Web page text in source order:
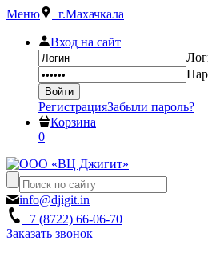
Меню г.Махачкала
Вход на сайт
РегистрацияЗабыли пароль?
Корзина
0
info@djigit.in
+7 (8722) 66-06-70
Заказать звонок